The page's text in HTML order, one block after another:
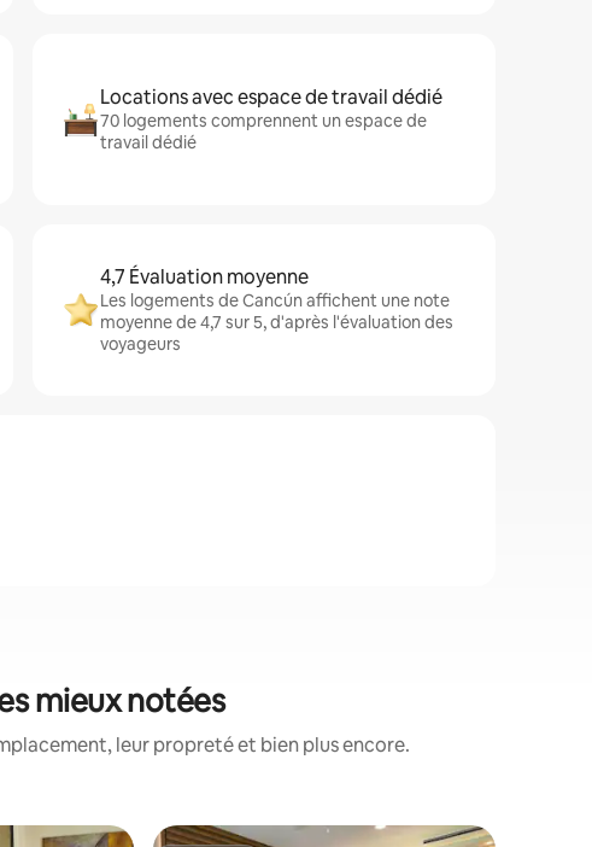
Locations avec espace de travail dédié
70 logements comprennent un espace de
travail dédié
4,7 Évaluation moyenne
Les logements de Cancún affichent une note
moyenne de 4,7 sur 5, d'après l'évaluation des
voyageurs
mieux notées
leur propreté et bien plus encore.